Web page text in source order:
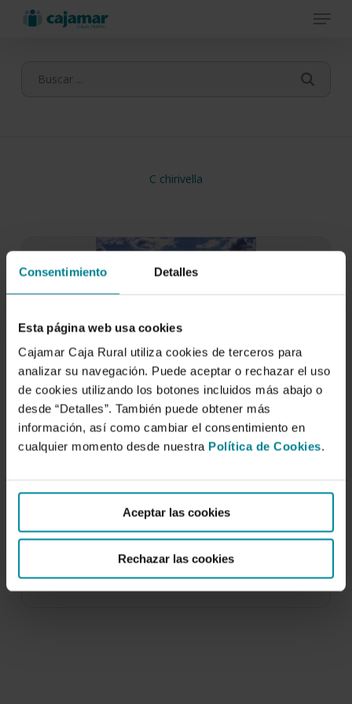
Consentimiento Detalles
Esta página web usa cookies
Cajamar Caja Rural utiliza cookies de terceros para
analizar su navegación. Puede aceptar o rechazar el uso
de cookies utilizando los botones incluidos más abajo o
desde “Detalles”. También puede obtener más
información, así como cambiar el consentimiento en
cualquier momento desde nuestra Política de Cookies.
Aceptar las cookies
Rechazar las cookies
Menu
C chirivella
viñedo mediterráneo
13 de julio de 2017
desafíos, en cierto modo consecuencia de los
efectos…